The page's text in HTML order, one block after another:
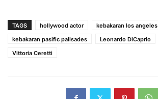
TAGS hollywood actor
kebakaran los angeles
kebakaran pasific palisades
Leonardo DiCaprio
Vittoria Ceretti